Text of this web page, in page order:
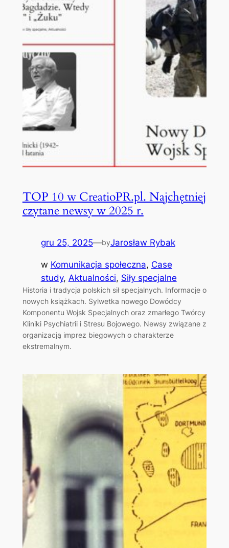
TOP 10 w CreatioPR.pl. Najchętniej
czytane newsy w 2025 r.
gru 25, 2025—byJarosław Rybak
w Komunikacja społeczna, Case
study, Aktualności, Siły specjalne
Historia i tradycja polskich sił specjalnych. Informacje o
nowych książkach. Sylwetka nowego Dowódcy
Komponentu Wojsk Specjalnych oraz zmarłego Twórcy
Kliniki Psychiatrii i Stresu Bojowego. Newsy związane z
organizacją imprez biegowych o charakterze
ekstremalnym.